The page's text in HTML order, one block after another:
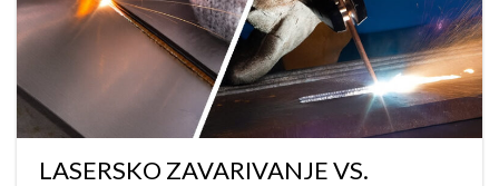
LASERSKO ZAVARIVANJE VS.